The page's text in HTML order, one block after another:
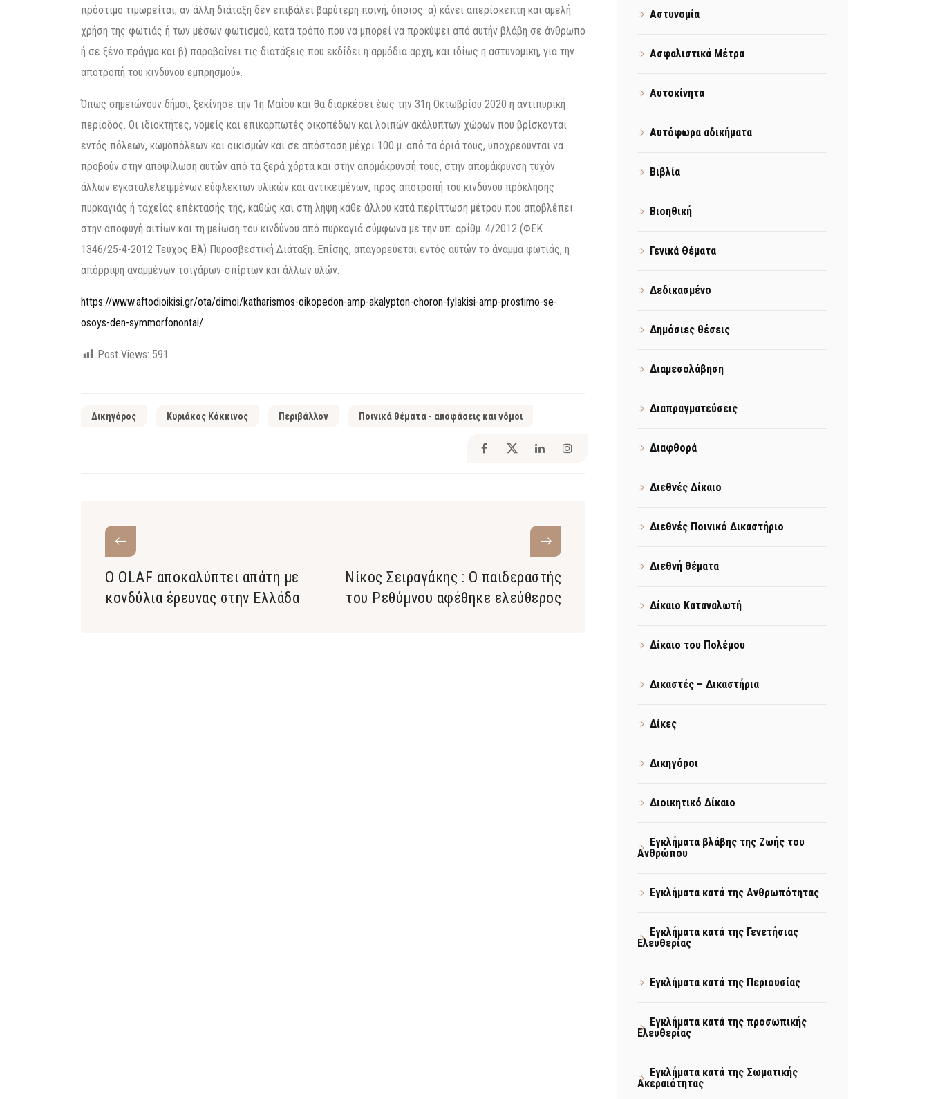
πρόστιμο τιμωρείται, αν άλλη διάταξη δεν επιβάλει βαρύτερη ποινή, όποιος: α) κάνει απερίσκεπτη και αμελή
χρήση της φωτιάς ή των μέσων φωτισμού, κατά τρόπο που να μπορεί να προκύψει από αυτήν βλάβη σε άνθρωπο
ή σε ξένο πράγμα και β) παραβαίνει τις διατάξεις που εκδίδει η αρμόδια αρχή, και ιδίως η αστυνομική, για την
αποτροπή του κινδύνου εμπρησμού».
Όπως σημειώνουν δήμοι, ξεκίνησε την 1η Μαΐου και θα διαρκέσει έως την 31η Οκτωβρίου 2020 η αντιπυρική
περίοδος. Οι ιδιοκτήτες, νομείς και επικαρπωτές οικοπέδων και λοιπών ακάλυπτων χώρων που βρίσκονται
εντός πόλεων, κωμοπόλεων και οικισμών και σε απόσταση μέχρι 100 μ. από τα όριά τους, υποχρεούνται να
προβούν στην αποψίλωση αυτών από τα ξερά χόρτα και στην απομάκρυνσή τους, στην απομάκρυνση τυχόν
άλλων εγκαταλελειμμένων εύφλεκτων υλικών και αντικειμένων, προς αποτροπή του κινδύνου πρόκλησης
πυρκαγιάς ή ταχείας επέκτασής της, καθώς και στη λήψη κάθε άλλου κατά περίπτωση μέτρου που αποβλέπει
στην αποφυγή αιτίων και τη μείωση του κινδύνου από πυρκαγιά σύμφωνα με την υπ. αρίθμ. 4/2012 (ΦΕΚ
1346/25-4-2012 Τεύχος ΒΆ) Πυροσβεστική Διάταξη. Επίσης, απαγορεύεται εντός αυτών το άναμμα φωτιάς, η
απόρριψη αναμμένων τσιγάρων-σπίρτων και άλλων υλών.
https://www.aftodioikisi.gr/ota/dimoi/katharismos-oikopedon-amp-akalypton-choron-fylakisi-amp-prostimo-se-
osoys-den-symmorfonontai/
Post Views: 591
Δικηγόρος Κυριάκος Κόκκινος Περιβάλλον Ποινικά θέματα - αποφάσεις και νόμοι
Ο OLAF αποκαλύπτει απάτη με
κονδύλια έρευνας στην Ελλάδα
Νίκος Σειραγάκης : Ο παιδεραστής
του Ρεθύμνου αφέθηκε ελεύθερος
Αστυνομία
Ασφαλιστικά Μέτρα
Αυτοκίνητα
Αυτόφωρα αδικήματα
Βιβλία
Βιοηθική
Γενικά Θέματα
Δεδικασμένο
Δημόσιες θέσεις
Διαμεσολάβηση
Διαπραγματεύσεις
Διαφθορά
Διεθνές Δίκαιο
Διεθνές Ποινικό Δικαστήριο
Διεθνή θέματα
Δίκαιο Καταναλωτή
Δίκαιο του Πολέμου
Δικαστές – Δικαστήρια
Δίκες
Δικηγόροι
Διοικητικό Δίκαιο
Εγκλήματα βλάβης της Ζωής του
Ανθρώπου
Εγκλήματα κατά της Ανθρωπότητας
Εγκλήματα κατά της Γενετήσιας
Ελευθερίας
Εγκλήματα κατά της Περιουσίας
Εγκλήματα κατά της προσωπικής
Ελευθερίας
Εγκλήματα κατά της Σωματικής
Ακεραιότητας